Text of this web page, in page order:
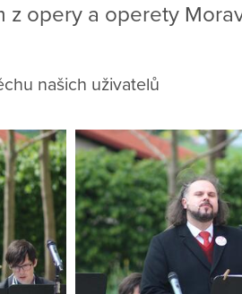
z opery a operety
našich uživatelů